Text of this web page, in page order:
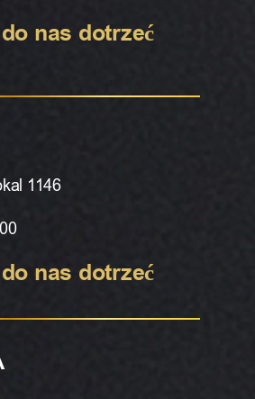
nas dotrzeć
1146
nas dotrzeć